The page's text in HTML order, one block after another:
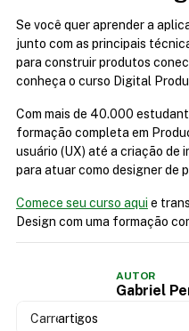
Se você quer aprender a
junto com as principais
para construir produtos
conheça o curso Digital
Com mais de 40.000
formação completa em
usuário (UX) até a criação de
para atuar como designer de
Comece seu curso aqui e
Design com uma formação
AUTOR
Gabriel
Carregando...
artigos